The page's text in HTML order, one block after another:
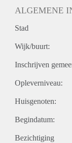
ALGEMENE
Stad
Wijk/buurt:
Inschrijven
Opleverniveau:
Huisgenoten:
Begindatum:
Bezichtiging